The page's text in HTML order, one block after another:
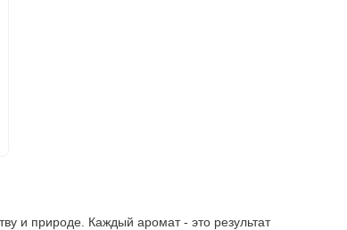
и природе. Каждый аромат - это результат